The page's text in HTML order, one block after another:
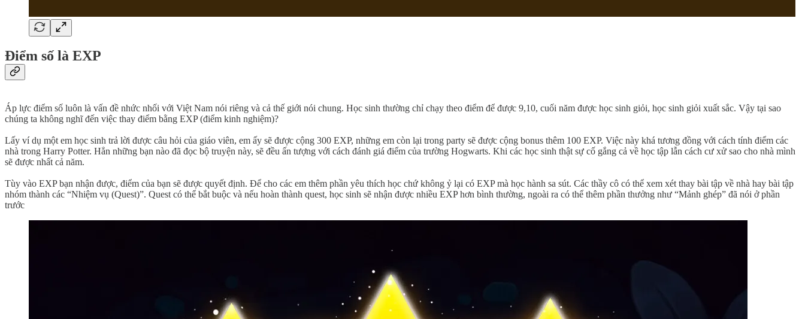
Điểm số là EXP
Áp lực điểm số luôn là vấn đề nhức nhối với Việt Nam nói riêng và cả thế giới nói chung. Học sinh thường chỉ chạy theo điểm để được 9,10, cuối năm được học sinh giỏi, học sinh giỏi xuất sắc. Vậy tại sao
chúng ta không nghĩ đến việc thay điểm bằng EXP (điểm kinh nghiệm)?
Lấy ví dụ một em học sinh trả lời được câu hỏi của giáo viên, em ấy sẽ được cộng 300 EXP, những em còn lại trong party sẽ được cộng bonus thêm 100 EXP. Việc này khá tương đồng với cách tính điểm các
nhà trong Harry Potter. Hẳn những bạn nào đã đọc bộ truyện này, sẽ đều ấn tượng với cách đánh giá điểm của trường Hogwarts. Khi các học sinh thật sự cố gắng cả về học tập lẫn cách cư xử sao cho nhà mình
sẽ được nhất cả năm.
Tùy vào EXP bạn nhận được, điểm của bạn sẽ được quyết định. Để cho các em thêm phần yêu thích học chứ không ỷ lại có EXP mà học hành sa sút. Các thầy cô có thể xem xét thay bài tập về nhà hay bài tập
nhóm thành các “Nhiệm vụ (Quest)”. Quest có thể bắt buộc và nếu hoàn thành quest, học sinh sẽ nhận được nhiều EXP hơn bình thường, ngoài ra có thể thêm phần thưởng như “Mảnh ghép” đã nói ở phần
trước